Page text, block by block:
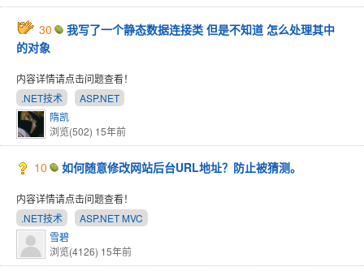
30
我写了一个静态数据连接类 但是不知道 怎么处理其中
的对象
内容详情请点击问题查看！
.NET技术
ASP.NET
隋凯
浏览(502) 15年前
10 如何随意修改网站后台URL地址？防止被猜测。
内容详情请点击问题查看！
.NET技术
ASP.NET MVC
雪碧
浏览(4126) 15年前